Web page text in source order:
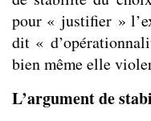
pour « justifier »
dit «
bien même elle
L’argument de